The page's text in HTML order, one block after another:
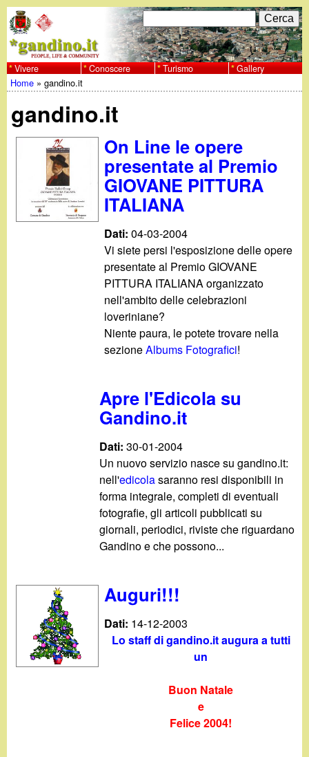
al
contenuto
w
w
w
F
o
r
d
i
r
c
e
r
c
a
C
e
r
c
Vivere Conoscere Turismo Gallery
sei
Home »gandino.it
gandino.it
On Line le opere
presentate al Premio
GIOVANE PITTURA
ITALIANA
Dati:04-03-2004
Vi siete persi l'esposizione delle opere
presentate al Premio GIOVANE
PITTURA ITALIANA organizzato
nell'ambito delle celebrazioni
loveriniane?
Niente paura, le potete trovare nella
sezioneAlbums Fotografici!
Apre l'Edicola su
Gandino.it
Dati:30-01-2004
Un nuovo servizio nasce su gandino.it:
nell'edicolasaranno resi disponibili in
forma integrale, completi di eventuali
fotografie, gli articoli pubblicati su
giornali, periodici, riviste che riguardano
Gandino e che possono...
Auguri!!!
Dati: 14-12-2003
Lo staff di gandino.it augura a tutti
un
Buon Natale
e
Felice 2004!